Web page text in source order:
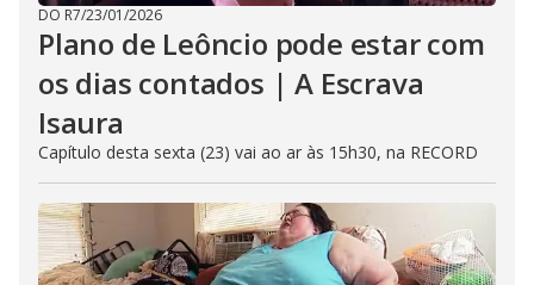
DO R7/23/01/2026
Plano de Leôncio pode estar com
os dias contados | A Escrava
Isaura
Capítulo desta sexta (23) vai ao ar às 15h30, na RECORD